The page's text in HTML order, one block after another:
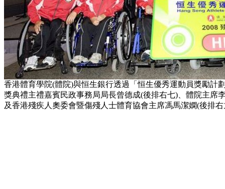
香港體育學院(體院)與恒生銀行透過「恒生優秀運動員獎勵計
獎典禮主禮嘉賓民政事務局局長曾德成(後排右七)、體院主席
及香港殘疾人奧委會暨傷殘人士體育協會主席馮馬潔嫻(後排